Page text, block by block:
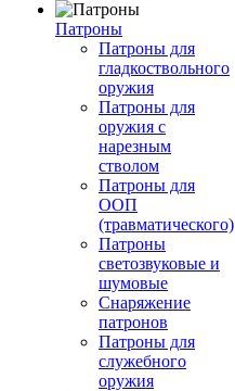
Патроны
Патроны для
гладкоствольного
оружия
Патроны для
оружия с
нарезным
стволом
Патроны для
ООП
(травматического)
Патроны
светозвуковые и
шумовые
Снаряжение
патронов
Патроны для
служебного
оружия